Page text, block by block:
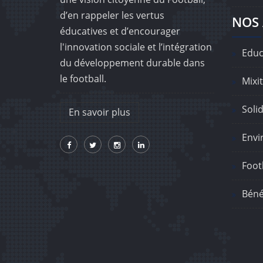
d’en rappeler les vertus
éducatives et d’encourager
l'innovation sociale et l’intégration
du développement durable dans
le football.
En savoir plus